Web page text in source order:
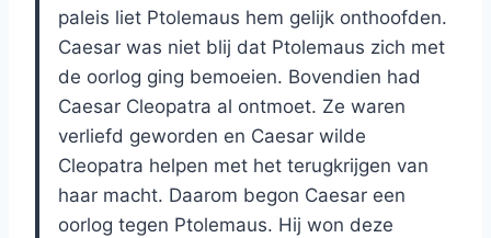
paleis liet Ptolemaus hem gelijk onthoofden.
Caesar was niet blij dat Ptolemaus zich met
de oorlog ging bemoeien. Bovendien had
Caesar Cleopatra al ontmoet. Ze waren
verliefd geworden en Caesar wilde
Cleopatra helpen met het terugkrijgen van
haar macht. Daarom begon Caesar een
oorlog tegen Ptolemaus. Hij won deze